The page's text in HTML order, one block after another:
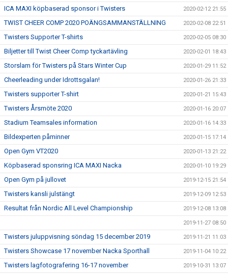
ICA MAXI köpbaserad sponsor i Twisters 2020-02-12 21:55
TWIST CHEER COMP 2020 POÄNGSAMMANSTÄLLNING 2020-02-08 22:51
Twisters Supporter T-shirts 2020-02-05 08:30
Biljetter till Twist Cheer Comp tyckartävling 2020-02-01 18:43
Storslam för Twisters på Stars Winter Cup 2020-01-29 11:52
Cheerleading under Idrottsgalan! 2020-01-26 21:33
Twisters supporter T-shirt 2020-01-21 15:43
Twisters Årsmöte 2020 2020-01-16 20:07
Stadium Teamsales information 2020-01-16 14:33
Bildexperten påminner 2020-01-15 17:14
Open Gym VT2020 2020-01-13 21:22
Köpbaserad sponsring ICA MAXI Nacka 2020-01-10 19:29
Open Gym på jullovet 2019-12-15 21:54
Twisters kansli julstängt 2019-12-09 12:53
Resultat från Nordic All Level Championship 2019-12-08 13:08
2019-11-27 08:50
Twisters juluppvisning söndag 15 december 2019 2019-11-21 11:03
Twisters Showcase 17 november Nacka Sporthall 2019-11-04 10:22
Twisters lagfotografering 16-17 november 2019-10-31 13:07